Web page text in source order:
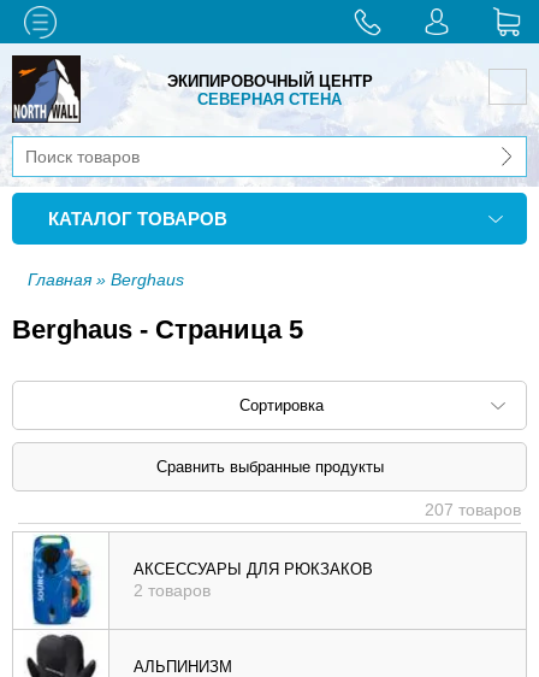
ЭКИПИРОВОЧНЫЙ ЦЕНТР
СЕВЕРНАЯ СТЕНА
КАТАЛОГ ТОВАРОВ
Главная» Berghaus
Berghaus - Страница 5
Сортировка
Сортировать по: наименованию (
убыв
), цене (
возр
|
убыв
207 товаров
АКСЕССУАРЫ ДЛЯ РЮКЗАКОВ
2 товаров
АЛЬПИНИЗМ